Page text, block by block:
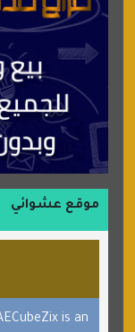
شركة إعمار
شبكة رأيي
موسوعة
منتدى
بلو باص
موقع حراج
الطبي
قراننا
برامج
موقع عشوائي
is an